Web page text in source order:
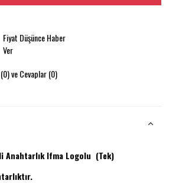
Fiyat Düşünce Haber
Ver
ve Cevaplar (0)
Anahtarlık Ifma Logolu (Tek)